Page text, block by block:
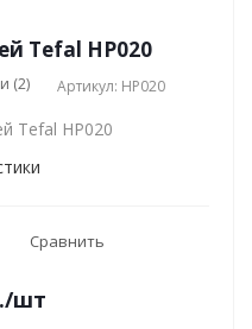
Tefal HP020
(2) Артикул: HP020
Tefal HP020
Сравнить
/шт